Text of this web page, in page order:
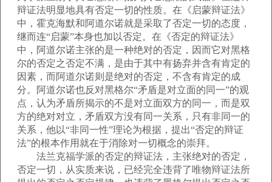
辩证法明显地具有否定一切的性质。在《启蒙辩证法》
中，霍克海默和阿道尔诺就是采取了否定一切的态度，
继而连“启蒙”本身也加以否定。在《否定的辩证法》
中，阿道尔诺主张的是一种绝对的否定，因而它对黑格
尔的否定之否定不满，是由于其中有扬弃并含有肯定的
因素，而阿道尔诺则是绝对的否定，不含有肯定的成
分。阿道尔诺也反对黑格尔“矛盾是对立面的同一”的观
点，认为矛盾所揭示的不是对立面双方的同一，而是双
方的绝对对立，矛盾双方没有同一关系，只有非同一的
关系，他以“非同一性”理论为根据，提出“否定的辩证
法”的根本作用就在于消除对一切概念的崇拜。
法兰克福学派的否定的辩证法，主张绝对的否定，
否定一切，从实质来说，已经完全违背了唯物辩证法所